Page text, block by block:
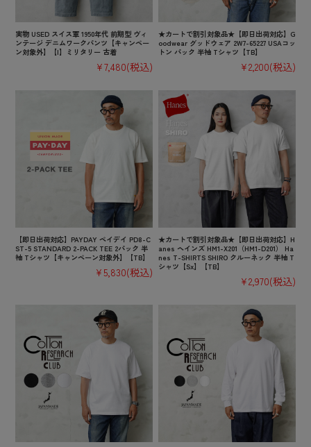
実物 USED スイス軍 1950年代 前期型 ヴィ
ンテージ デニムワークパンツ【キャンペー
ン対象外】【I】ミリタリー 古着
¥7,480(税込)
★カートで割引対象品★【即日出荷対応】G
oodwear グッドウェア 2W7-65227 USAコッ
トン パック 半袖 Tシャツ【TB】
¥2,200(税込)
【即日出荷対応】PAYDAY ペイデイ PD8-C
ST-5 STANDARD 2-PACK TEE 2パック 半
袖 Tシャツ【キャンペーン対象外】【TB】
¥5,830(税込)
★カートで割引対象品★【即日出荷対応】H
anes ヘインズ HM1-X201（HM1-D201） Ha
nes T-SHIRTS SHIRO クルーネック 半袖 T
シャツ【Sx】【TB】
¥2,970(税込)